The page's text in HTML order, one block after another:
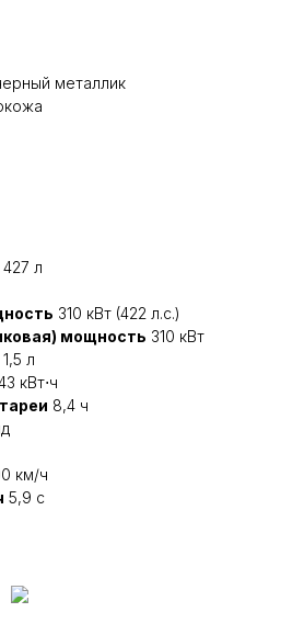
металлик
427 л
310 кВт (422 л.с.)
мощность 310 кВт
1,5 л
кВт⋅ч
8,4 ч
км/ч
5,9 с